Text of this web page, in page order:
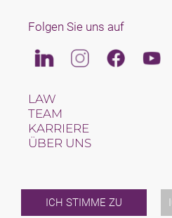
ICH STIMME ZU
Folgen Sie uns auf
LinkedinInstagramFacebook
LAW
TEAM
KARRIERE
ÜBER UNS
VERANSTALTUNGEN
KONTAKT